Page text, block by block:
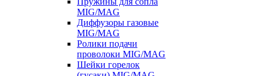
MIG/MAG
Диффузоры газовые
MIG/MAG
Ролики подачи
проволоки MIG/MAG
Шейки горелок